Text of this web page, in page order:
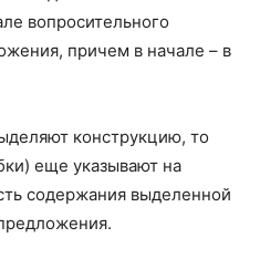
вопросительного
причем в начале – в
конструкцию, то
еще указывают на
содержания выделенной